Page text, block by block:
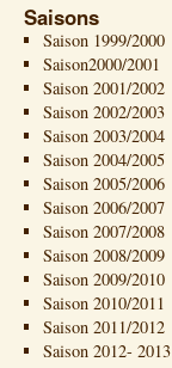
Saisons
Saison 1999/2000
Saison2000/2001
Saison 2001/2002
Saison 2002/2003
Saison 2003/2004
Saison 2004/2005
Saison 2005/2006
Saison 2006/2007
Saison 2007/2008
Saison 2008/2009
Saison 2009/2010
Saison 2010/2011
Saison 2011/2012
Saison 2012- 2013